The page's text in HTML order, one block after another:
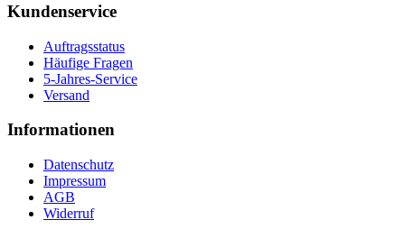
Kundenservice
Auftragsstatus
Häufige Fragen
5-Jahres-Service
Versand
Informationen
Datenschutz
Impressum
AGB
Widerruf